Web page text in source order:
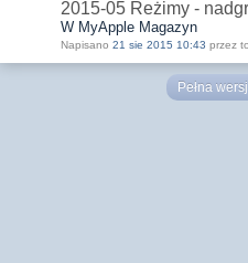
2015-05 Reżimy -
W MyApple Magazyn
Napisano 21 sie 2015 10:43 przez
Pełna